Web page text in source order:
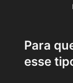
Para
esse